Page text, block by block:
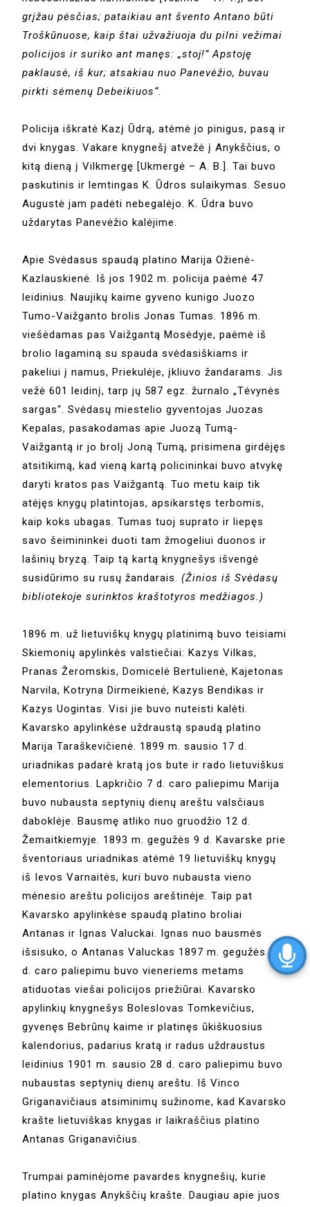
grįžau pėsčias; pataikiau ant švento Antano būti
Troškūnuose, kaip štai užvažiuoja du pilni vežimai
policijos ir suriko ant manęs: „stoj!” Apstoję
paklausė, iš kur; atsakiau nuo Panevėžio, buvau
pirkti sėmenų Debeikiuos“.
Policija iškratė Kazį Ūdrą, atėmė jo pinigus, pasą ir
dvi knygas. Vakare knygnešį atvežė į Anykščius, o
kitą dieną į Vilkmergę [Ukmergė – A. B.]. Tai buvo
paskutinis ir lemtingas K. Ūdros sulaikymas. Sesuo
Augustė jam padėti nebegalėjo. K. Ūdra buvo
uždarytas Panevėžio kalėjime.
Apie Svėdasus spaudą platino Marija Ožienė-
Kazlauskienė. Iš jos 1902 m. policija paėmė 47
leidinius. Naujikų kaime gyveno kunigo Juozo
Tumo-Vaižganto brolis Jonas Tumas. 1896 m.
viešėdamas pas Vaižgantą Mosėdyje, paėmė iš
brolio lagaminą su spauda svėdasiškiams ir
pakeliui į namus, Priekulėje, įkliuvo žandarams. Jis
vežė 601 leidinį, tarp jų 587 egz. žurnalo „Tėvynės
sargas“. Svėdasų miestelio gyventojas Juozas
Kepalas, pasakodamas apie Juozą Tumą-
Vaižgantą ir jo brolį Joną Tumą, prisimena girdėjęs
atsitikimą, kad vieną kartą policininkai buvo atvykę
daryti kratos pas Vaižgantą. Tuo metu kaip tik
atėjęs knygų platintojas, apsikarstęs terbomis,
kaip koks ubagas. Tumas tuoj suprato ir liepęs
savo šeimininkei duoti tam žmogeliui duonos ir
lašinių bryzą. Taip tą kartą knygnešys išvengė
susidūrimo su rusų žandarais. (Žinios iš Svėdasų
bibliotekoje surinktos kraštotyros medžiagos.)
1896 m. už lietuviškų knygų platinimą buvo teisiami
Skiemonių apylinkės valstiečiai: Kazys Vilkas,
Pranas Žeromskis, Domicelė Bertulienė, Kajetonas
Narvila, Kotryna Dirmeikienė, Kazys Bendikas ir
Kazys Uogintas. Visi jie buvo nuteisti kalėti.
Kavarsko apylinkėse uždraustą spaudą platino
Marija Taraškevičienė. 1899 m. sausio 17 d.
uriadnikas padarė kratą jos bute ir rado lietuviškus
elementorius. Lapkričio 7 d. caro paliepimu Marija
buvo nubausta septynių dienų areštu valsčiaus
daboklėje. Bausmę atliko nuo gruodžio 12 d.
Žemaitkiemyje. 1893 m. gegužės 9 d. Kavarske prie
šventoriaus uriadnikas atėmė 19 lietuviškų knygų
iš Ievos Varnaitės, kuri buvo nubausta vieno
mėnesio areštu policijos areštinėje. Taip pat
Kavarsko apylinkėse spaudą platino broliai
Antanas ir Ignas Valuckai. Ignas nuo bausmės
išsisuko, o Antanas Valuckas 1897 m. gegužės 14
d. caro paliepimu buvo vieneriems metams
atiduotas viešai policijos priežiūrai. Kavarsko
apylinkių knygnešys Boleslovas Tomkevičius,
gyvenęs Bebrūnų kaime ir platinęs ūkiškuosius
kalendorius, padarius kratą ir radus uždraustus
leidinius 1901 m. sausio 28 d. caro paliepimu buvo
nubaustas septynių dienų areštu. Iš Vinco
Griganavičiaus atsiminimų sužinome, kad Kavarsko
krašte lietuviškas knygas ir laikraščius platino
Antanas Griganavičius.
Trumpai paminėjome pavardes knygnešių, kurie
platino knygas Anykščių krašte. Daugiau apie juos